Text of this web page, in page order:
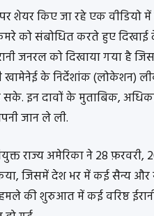
शेयर किए जा रहे एक वीडियो
को संबोधित करते हुए दिखाई
जनरल को दिखाया गया है
के निर्देशांक (लोकेशन)
इन दावों के मुताबिक,
जान ले ली.
राज्य अमेरिका ने 28
जिसमें देश भर में कई सैन्य और
की शुरुआत में कई वरिष्ठ